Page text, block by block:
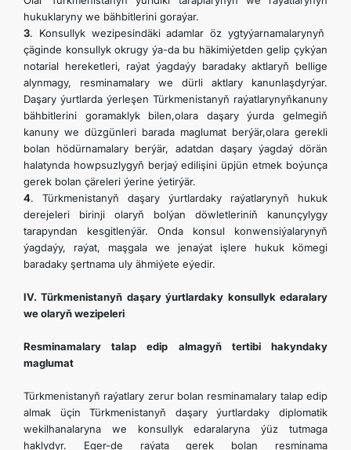
hukuklaryny we bähbitlerini goraýar.
3. Konsullyk wezipesindäki adamlar öz ygtyýarnamalarynyň
çäginde konsullyk okrugy ýa-da bu häkimiýetden gelip çykýan
notarial hereketleri, raýat ýagdaýy baradaky aktlaryň bellige
alynmagy, resminamalary we dürli aktlary kanunlaşdyrýar.
Daşary ýurtlarda ýerleşen Türkmenistanyň raýatlarynyňkanuny
bähbitlerini goramaklyk bilen,olara daşary ýurda gelmegiň
kanuny we düzgünleri barada maglumat berýär,olara gerekli
bolan hödürnamalary berýär, adatdan daşary ýagdaý dörän
halatynda howpsuzlygyň berjaý edilişini üpjün etmek boýunça
gerek bolan çäreleri ýerine ýetirýär.
4. Türkmenistanyň daşary ýurtlardaky raýatlarynyň hukuk
derejeleri birinji olaryň bolýan döwletleriniň kanunçylygy
tarapyndan kesgitlenýär. Onda konsul konwensiýalarynyň
ýagdaýy, raýat, maşgala we jenaýat işlere hukuk kömegi
baradaky şertnama uly ähmiýete eýedir.
IV. Türkmenistanyň daşary ýurtlardaky konsullyk edaralary
we olaryň wezipeleri
Resminamalary talap edip almagyň tertibi hakyndaky
maglumat
Türkmenistanyň raýatlary zerur bolan resminamalary talap edip
almak üçin Türkmenistanyň daşary ýurtlardaky diplomatik
wekilhanalaryna we konsullyk edaralaryna ýüz tutmaga
haklydyr. Eger-de raýata gerek bolan resminama